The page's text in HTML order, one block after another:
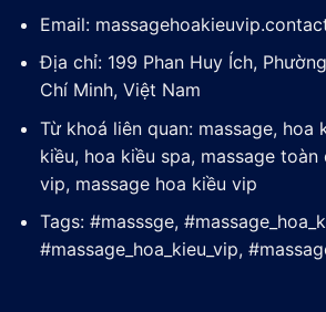
Email:
Địa chỉ: 199 Phan Huy Ích,
Chí Minh, Việt Nam
Từ khoá liên quan: massage, hoa
kiều, hoa kiều spa, massage toàn
vip, massage hoa kiều vip
Tags: #masssge,
#massage_hoa_kieu_vip,